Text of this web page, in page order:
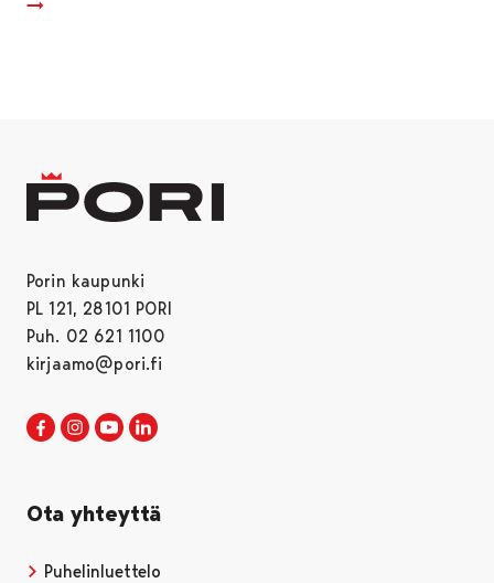
Porin kaupunki
PL 121, 28101 PORI
Puh. 02 621 1100
kirjaamo@pori.fi
Porin kaupunki Facebookissa
Avautuu uudessa välilehdessä
Porin kaupunki Instagramissa
Avautuu uudessa välilehdessä
Porin kaupunki Youtubessa
Avautuu uudessa välilehdessä
Ota yhteyttä
Puhelinluettelo